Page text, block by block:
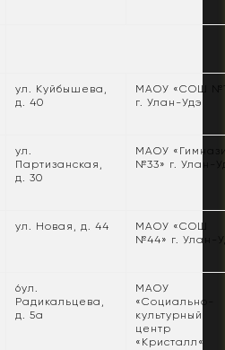
ул. Куйбышева,
д. 40
МАОУ «СОШ
г. Улан-Удэ
ул.
Партизанская,
д. 30
МАОУ
№33» г. Улан-
ул. Новая, д. 44
МАОУ «СОШ
№44» г. Улан-
6ул.
Радикальцева,
д. 5а
МАОУ
«Социально-
культурный
центр
«Кристалл«